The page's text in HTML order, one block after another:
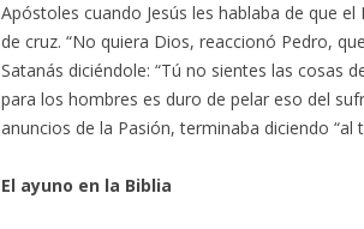
Apóstoles cuando Jesús les hablaba de que
de cruz. “No quiera Dios, reaccionó Pedro,
Satanás diciéndole: “Tú no sientes las cosas
para los hombres es duro de pelar eso del
anuncios de la Pasión, terminaba diciendo “al
El ayuno en la Biblia